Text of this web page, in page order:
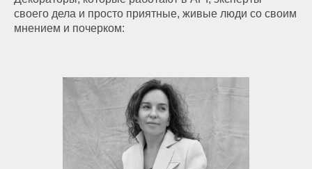
своего дела и просто приятные, живые люди со своим
мнением и почерком: